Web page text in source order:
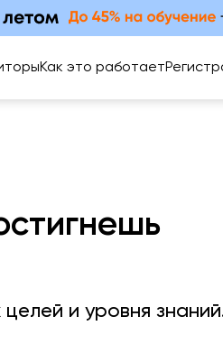
Как это работает
и уровня